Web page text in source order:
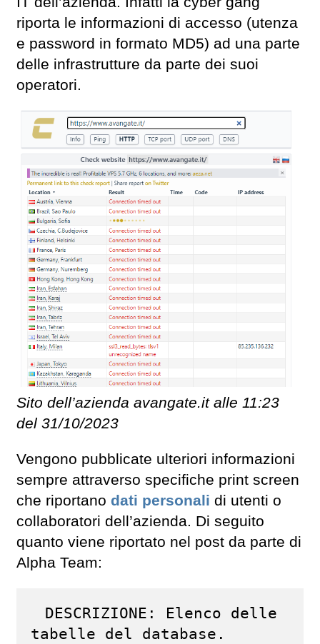
riporta le informazioni di accesso (utenza
e password in formato MD5) ad una parte
delle infrastrutture da parte dei suoi
operatori.
Sito dell’azienda avangate.it alle 11:23
del 31/10/2023
Vengono pubblicate ulteriori informazioni
sempre attraverso specifiche print screen
che riportano dati personali di utenti o
collaboratori dell’azienda. Di seguito
quanto viene riportato nel post da parte di
Alpha Team:
DESCRIZIONE: Elenco delle
tabelle del database.